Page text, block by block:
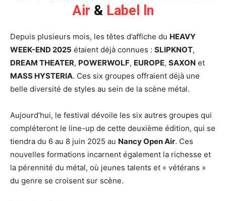
Air & Label ln
Depuis plusieurs mois, les têtes d’affiche du HEAVY
WEEK-END 2025 étaient déjà connues : SLIPKNOT,
DREAM THEATER, POWERWOLF, EUROPE, SAXON et
MASS HYSTERIA. Ces six groupes offraient déjà une
belle diversité de styles au sein de la scène métal.
Aujourd’hui, le festival dévoile les six autres groupes qui
compléteront le line-up de cette deuxième édition, qui se
tiendra du 6 au 8 juin 2025 au Nancy Open Air. Ces
nouvelles formations incarnent également la richesse et
la pérennité du métal, où jeunes talents et « vétérans »
du genre se croisent sur scène.